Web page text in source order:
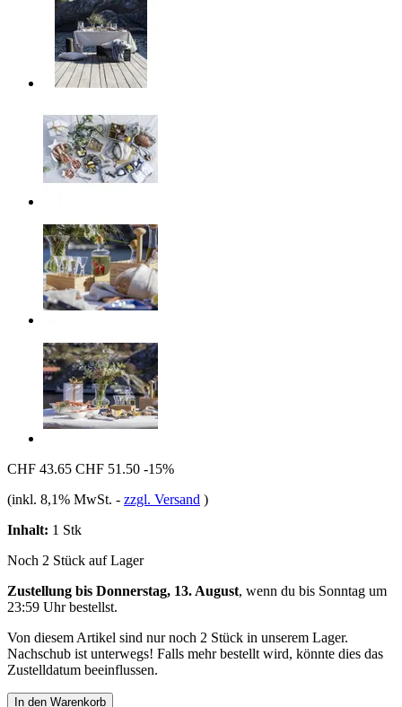
CHF 43.65 CHF 51.50 -15%
(inkl. 8,1% MwSt. - zzgl. Versand )
Inhalt: 1 Stk
Noch 2 Stück auf Lager
Zustellung bis Donnerstag, 13. August, wenn du bis Sonntag um
23:59 Uhrbestellst.
Von diesem Artikel sind nur noch 2 Stück in unserem Lager.
Nachschub ist unterwegs! Falls mehr bestellt wird, könnte dies das
Zustelldatum beeinflussen.
In den Warenkorb